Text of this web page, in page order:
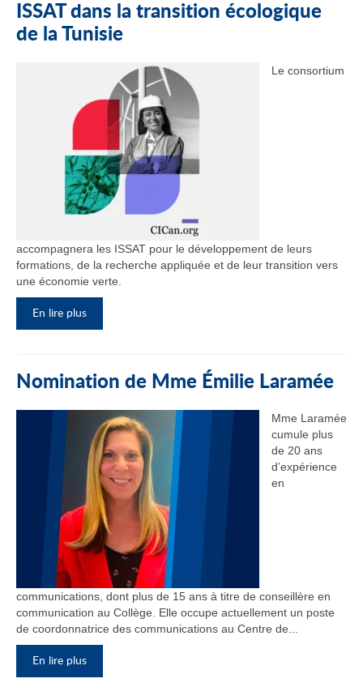
ISSAT dans la transition écologique
de la Tunisie
Le consortium
accompagnera les ISSAT pour le développement de leurs
formations, de la recherche appliquée et de leur transition vers
une économie verte.
En lire plus
Nomination de Mme Émilie Laramée
Mme Laramée
cumule plus
de 20 ans
d’expérience
en
communications, dont plus de 15 ans à titre de conseillère en
communication au Collège. Elle occupe actuellement un poste
de coordonnatrice des communications au Centre de...
En lire plus